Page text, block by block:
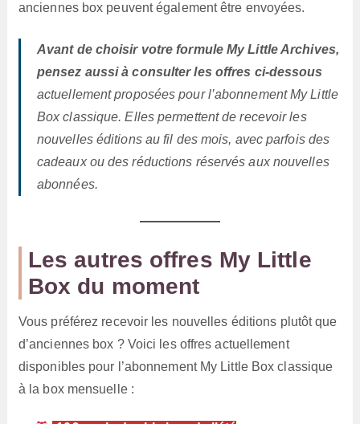
anciennes box peuvent également être envoyées.
Avant de choisir votre formule My Little Archives,
pensez aussi à consulter les offres ci-dessous
actuellement proposées pour l’abonnement My Little
Box classique. Elles permettent de recevoir les
nouvelles éditions au fil des mois, avec parfois des
cadeaux ou des réductions réservés aux nouvelles
abonnées.
Les autres offres My Little
Box du moment
Vous préférez recevoir les nouvelles éditions plutôt que
d’anciennes box ? Voici les offres actuellement
disponibles pour l’abonnement My Little Box classique
à la box mensuelle :